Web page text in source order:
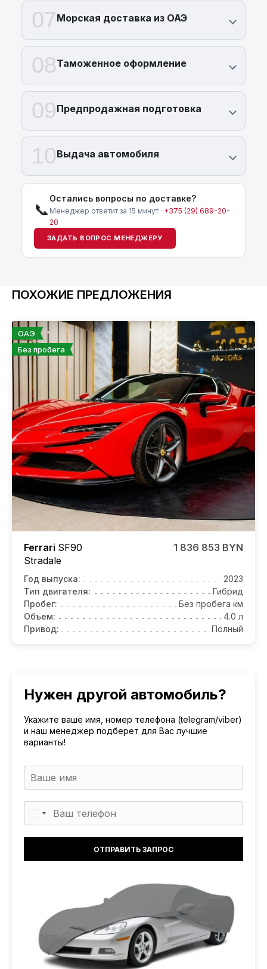
07Морская доставка из ОАЭ
08Таможенное оформление
09Предпродажная подготовка
10Выдача автомобиля
📞
Остались вопросы по доставке?
Менеджер ответит за 15 минут · +375 (29) 689-20-
20
ЗАДАТЬ ВОПРОС МЕНЕДЖЕРУ
ПОХОЖИЕ ПРЕДЛОЖЕНИЯ
ОАЭ
Без пробега
Ferrari SF90
Stradale
1 836 853 BYN
Год выпуска:
2023
Тип двигателя:
Гибрид
Пробег:
Без пробега км
Объем:
4.0 л
Привод:
Полный
Нужен другой автомобиль?
Укажите ваше имя, номер телефона (telegram/viber)
и наш менеджер подберет для Вас лучшие
варианты!